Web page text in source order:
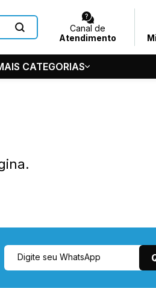
Canal de
Atendimento
5686
CATEGORIAS